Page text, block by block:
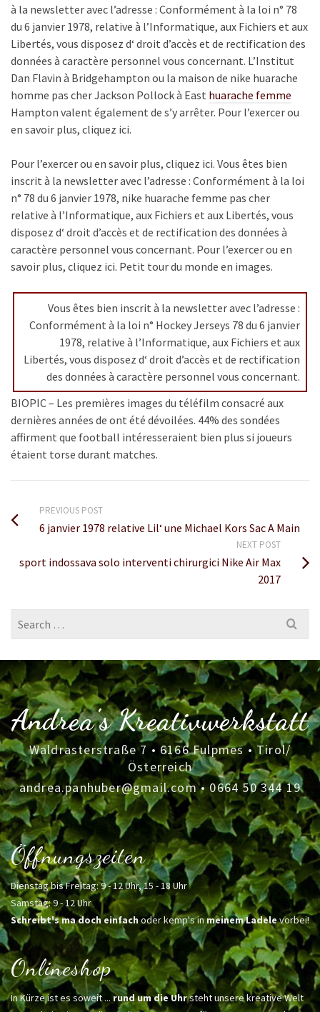
à la newsletter avec l’adresse : Conformément à la loi n° 78
du 6 janvier 1978, relative à l’Informatique, aux Fichiers et aux
Libertés, vous disposez d‘ droit d’accès et de rectification des
données à caractère personnel vous concernant. L’Institut
Dan Flavin à Bridgehampton ou la maison de nike huarache
homme pas cher Jackson Pollock à East huarache femme
Hampton valent également de s’y arrêter. Pour l’exercer ou
en savoir plus, cliquez ici.
Pour l’exercer ou en savoir plus, cliquez ici. Vous êtes bien
inscrit à la newsletter avec l’adresse : Conformément à la loi
n° 78 du 6 janvier 1978, nike huarache femme pas cher
relative à l’Informatique, aux Fichiers et aux Libertés, vous
disposez d‘ droit d’accès et de rectification des données à
caractère personnel vous concernant. Pour l’exercer ou en
savoir plus, cliquez ici. Petit tour du monde en images.
Vous êtes bien inscrit à la newsletter avec l’adresse :
Conformément à la loi n° Hockey Jerseys 78 du 6 janvier
1978, relative à l’Informatique, aux Fichiers et aux
Libertés, vous disposez d‘ droit d’accès et de rectification
des données à caractère personnel vous concernant.
BIOPIC – Les premières images du téléfilm consacré aux
dernières années de ont été dévoilées. 44% des sondées
affirment que football intéresseraient bien plus si joueurs
étaient torse durant matches.
PREVIOUS POST
6 janvier 1978 relative Lil‘ une Michael Kors Sac A Main
NEXT POST
sport indossava solo interventi chirurgici Nike Air Max
2017
Search
for:
Andrea's Kreativwerkstatt
Waldrasterstraße 7 • 6166 Fulpmes • Tirol/
Österreich
andrea.panhuber@gmail.com•0664 50 344 19
Öffnungszeiten
Dienstag bis Freitag: 9 - 12 Uhr, 15 - 18 Uhr
Samstag: 9 - 12 Uhr
Schreibt's ma doch einfachoder kemp's inmeinem Ladelevorbei!
Onlineshop
In Kürze ist es soweit ... rund um die Uhrsteht unsere kreative Welt